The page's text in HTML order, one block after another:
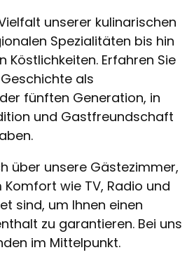
unserer kulinarischen
Spezialitäten bis hin
Köstlichkeiten. Erfahren Sie
als
fünften Generation, in
und Gastfreundschaft
über unsere Gästezimmer,
wie TV, Radio und
sind, um Ihnen einen
zu garantieren. Bei uns
im Mittelpunkt.